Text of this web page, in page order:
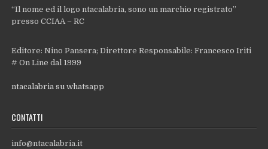
“Il nome ed il logo ntacalabria, sono un marchio registrato”
presso CCIAA – RC
Editore: Nino Pansera; Direttore Responsabile: Francesco Iriti
# On Line dal 1999
ntacalabria su whatsapp
CONTATTI
info@ntacalabria.it